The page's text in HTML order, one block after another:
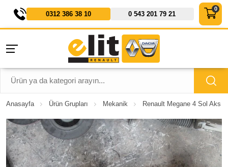
0312 386 38 10 0 543 201 79 21
Anasayfa Ürün Grupları Mekanik Renault Megane 4 Sol Aks